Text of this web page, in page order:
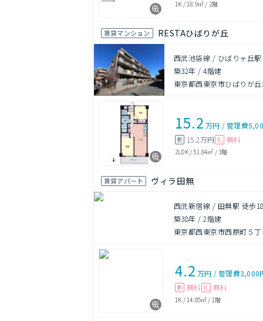
1K / 18.9㎡ / 2階
賃貸マンション RESTAひばりが丘
西武池袋線 / ひばりヶ丘
築32年 /4階建
東京都西東京市ひばりが丘
15.2 万円 /管理費
敷 15.2万円 礼 無料
2LDK/51.84㎡ /3階
賃貸アパート ヴィラ田無
西武新宿線 / 田無駅 徒歩
築38年 /2階建
東京都西東京市西原町５丁
4.2 万円 /管理費3,000
敷 無料 礼 無料
1K / 14.85㎡ / 1階